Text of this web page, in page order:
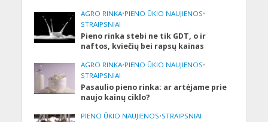
AGRO RINKA•PIENO ŪKIO NAUJIENOS•
STRAIPSNIAI
Pieno rinka stebi ne tik GDT, o ir
naftos, kviečių bei rapsų kainas
AGRO RINKA•PIENO ŪKIO NAUJIENOS•
STRAIPSNIAI
Pasaulio pieno rinka: ar artėjame prie
naujo kainų ciklo?
PIENO ŪKIO NAUJIENOS•STRAIPSNIAI